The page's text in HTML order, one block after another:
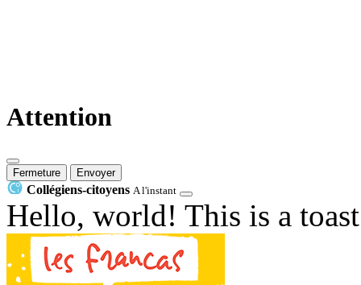
Attention
Fermeture Envoyer
Collégiens-citoyens A l'instant
Hello, world! This is a toast